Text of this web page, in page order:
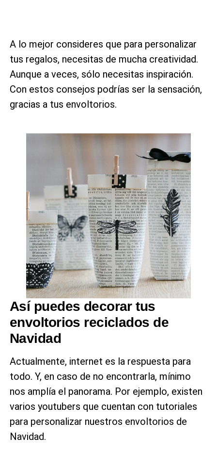
A lo mejor consideres que para personalizar
tus regalos, necesitas de mucha creatividad.
Aunque a veces, sólo necesitas inspiración.
Con estos consejos podrías ser la sensación,
gracias a tus envoltorios.
Así puedes decorar tus
envoltorios reciclados de
Navidad
Actualmente, internet es la respuesta para
todo. Y, en caso de no encontrarla, mínimo
nos amplía el panorama. Por ejemplo, existen
varios youtubers que cuentan con tutoriales
para personalizar nuestros envoltorios de
Navidad.